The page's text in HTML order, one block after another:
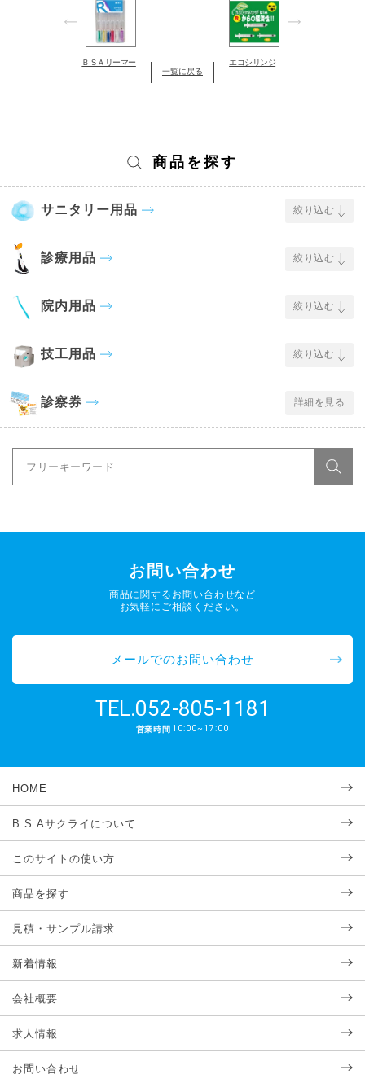
ＢＳＡリーマー
一覧に戻る
エコシリンジ
商品を探す
サニタリー用品 絞り込む
診療用品 絞り込む
院内用品 絞り込む
技工用品 絞り込む
診察券 詳細を見る
お問い合わせ
商品に関するお問い合わせなど
お気軽にご相談ください。
メールでのお問い合わせ
TEL.052-805-1181
営業時間 10:00~17:00
HOME
B.S.Aサクライについて
このサイトの使い方
商品を探す
見積・サンプル請求
新着情報
会社概要
求人情報
お問い合わせ